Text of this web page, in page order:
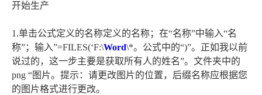
开始生产
1.单击公式定义的名称定义的名称；在“名称”中输入“名
称”；输入”=FILES(‘F:\Word\*。公式中的“)”。正如我以前
说过的，这一步主要是获取所有人的姓名”。文件夹中的
png “图片。提示：请更改图片的位置，后缀名称应根据您
的图片格式进行更改。